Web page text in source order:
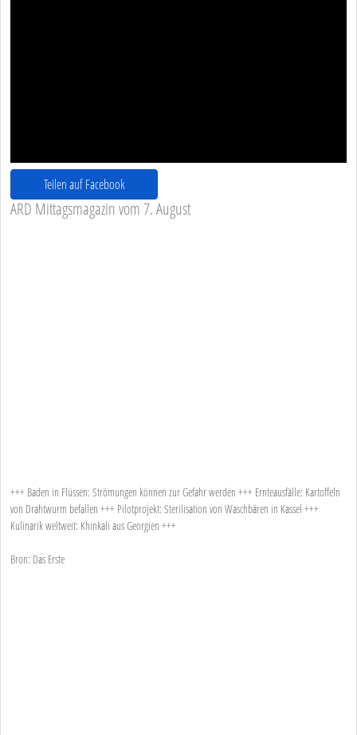
Teilen auf Facebook
ARD Mittagsmagazin vom 7. August
+++ Baden in Flüssen: Strömungen können zur Gefahr werden +++ Ernteausfälle: Kartoffeln
von Drahtwurm befallen +++ Pilotprojekt: Sterilisation von Waschbären in Kassel +++
Kulinarik weltweit: Khinkali aus Georgien +++
Bron: Das Erste